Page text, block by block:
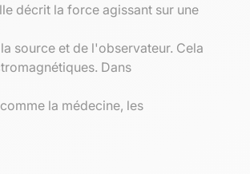
décrit la force agissant sur une
source et de l'observateur. Cela
Dans
la médecine, les